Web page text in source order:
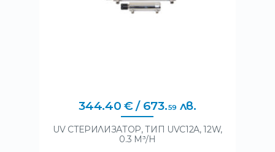
344.40 €/ 673.59 лв.
UV СТЕРИЛИЗАТОР, ТИП UVC12A, 12W,
0.3 M³/H